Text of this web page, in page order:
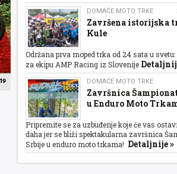
DOMAĆE MOTO TRKE
Završena istorijska
Kule
Održana prva moped trka od 24 sata u svetu:
za ekipu AMP Racing iz Slovenije
DOMAĆE MOTO TRKE
Završnica
u Enduro Moto
Pripremite se za uzbuđenje koje će vas
daha jer se bliži spektakularna završnica
Srbije u enduro moto trkama! Detaljnije »